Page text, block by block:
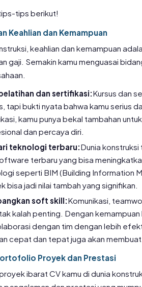
tips berikut!
Keahlian dan Kemampuan
keahlian dan kemampuan
gaji. Semakin kamu menguasai
dan sertifikasi:Kursus dan
tapi bukti nyata bahwa kamu serius
kamu punya bekal tambahan
dan percaya diri.
teknologi terbaru:Dunia
terbaru yang bisa
seperti BIM (Building Information
bisa jadi nilai tambah yang signifikan.
soft skill:Komunikasi,
kalah penting. Dengan kemampuan
dengan tim dengan lebih
cepat dan tepat juga akan membuat
Proyek dan Prestasi
ibarat CV kamu di dunia